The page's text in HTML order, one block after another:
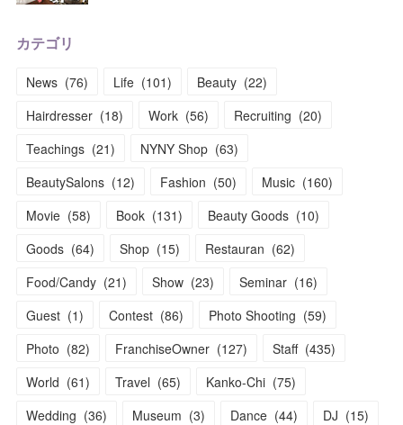
カテゴリ
News (76) Life (101) Beauty (22)
Hairdresser (18) Work (56) Recruiting (20)
Teachings (21) NYNY Shop (63)
BeautySalons (12) Fashion (50) Music (160)
Movie (58) Book (131) Beauty Goods (10)
Goods (64) Shop (15) Restauran (62)
Food/Candy (21) Show (23) Seminar (16)
Guest (1) Contest (86) Photo Shooting (59)
Photo (82) FranchiseOwner (127) Staff (435)
World (61) Travel (65) Kanko-Chi (75)
Wedding (36) Museum (3) Dance (44) DJ (15)